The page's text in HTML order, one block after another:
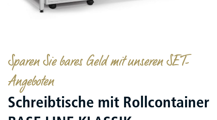
Sparen Sie bares Geld mit unseren SET-
Angeboten
Schreibtische mit Rollcontainer